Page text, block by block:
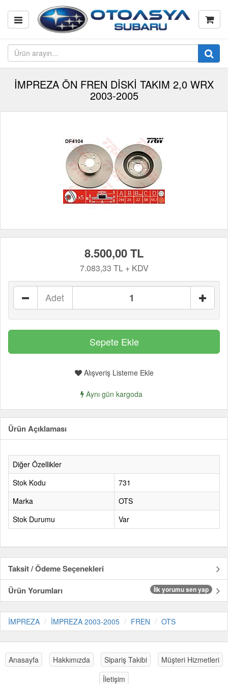
İMPREZA ÖN FREN DİSKİ TAKIM 2,0 WRX
2003-2005
8.500,00 TL
7.083,33 TL + KDV
Adet
Alışveriş Listeme Ekle
Aynı gün kargoda
Ürün Açıklaması
Diğer Özellikler
Stok Kodu
731
Marka
OTS
Stok Durumu
Var
Taksit / Ödeme Seçenekleri
Ürün Yorumları
İlk yorumu sen yap
İMPREZA İMPREZA 2003-2005 FREN OTS
Anasayfa Hakkımızda Sipariş Takibi
Müşteri Hizmetleri
İletişim